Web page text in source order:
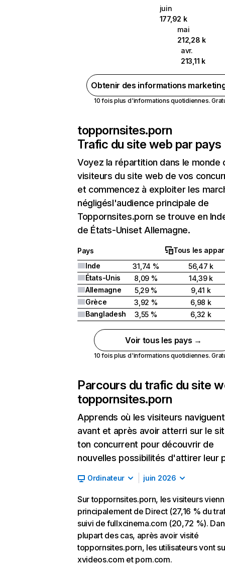
juin
177,92 k
mai
212,28 k
avr.
213,11 k
Obtenir des informations
10 fois plus d'informations quotidiennes.
toppornsites.porn
Trafic du site web par pays
Voyez la répartition dans le monde
visiteurs du site web de vos
et commencez à exploiter les
négligésl'audience principale de
Toppornsites.porn se trouve en
de États-Uniset Allemagne.
Pays
Tous les
Inde
31,74 %
56,47 k
États-Unis
8,09 %
14,39 k
Allemagne
5,29 %
9,41 k
Grèce
3,92 %
6,98 k
Bangladesh
3,55 % 6,32 k
Voir tous les pays →
10 fois plus d'informations quotidiennes.
Parcours du trafic du site
toppornsites.porn
Apprends où les visiteurs naviguent
avant et après avoir atterri sur le
ton concurrent pour découvrir de
nouvelles possibilités d'attirer leur
Ordinateur juin 2026
Sur toppornsites.porn, les visiteurs
principalement de Direct (27,16 % du
suivi de fullxcinema.com (20,72 %).
plupart des cas, après avoir visité
toppornsites.porn, les utilisateurs vont
xvideos.com et porn.com.